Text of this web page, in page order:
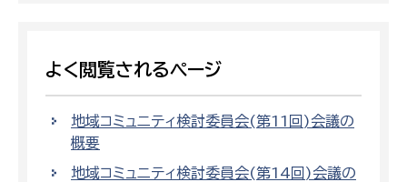
よく閲覧されるページ
地域コミュニティ検討委員会(第11回)会議の
概要
地域コミュニティ検討委員会(第14回)会議の